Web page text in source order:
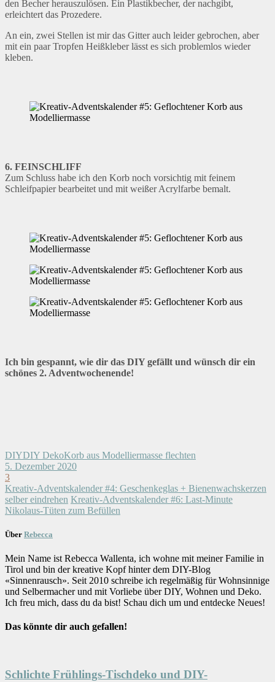
den Becher herauszulösen. Ein Plastikbecher, der nachgibt,
erleichtert das Prozedere.
An ein, zwei Stellen ist mir das Gitter auch leider gebrochen, aber
mit ein paar Tropfen Heißkleber lässt es sich problemlos wieder
kleben.
6. FEINSCHLIFF
Zum Schluss habe ich den Korb noch vorsichtig mit feinem
Schleifpapier bearbeitet und mit weißer Acrylfarbe bemalt.
Ich bin gespannt, wie dir das DIY gefällt und wünsch dir ein
schönes 2. Adventwochenende!
DIYDIY DekoKorb aus Modelliermasse flechten
5. Dezember 2020
3
Kreativ-Adventskalender #4: Geschenkeglas + Bienenwachskerzen
selber eindrehen Kreativ-Adventskalender #6: Last-Minute
Nikolaus-Tüten zum Befüllen
Über Rebecca
Mein Name ist Rebecca Wallenta, ich wohne mit meiner Familie in
Tirol und bin der kreative Kopf hinter dem DIY-Blog
«Sinnenrausch». Seit 2010 schreibe ich regelmäßig für Wohnsinnige
und Selbermacher und mit Vorliebe über DIY, Wohnen und Deko.
Ich freu mich, dass du da bist! Schau dich um und entdecke Neues!
Das könnte dir auch gefallen!
Schlichte Frühlings-Tischdeko und DIY-